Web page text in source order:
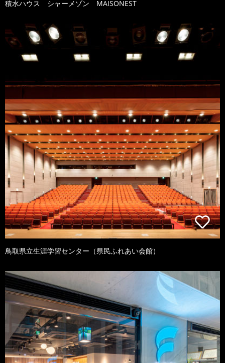
積水ハウス シャーメゾン MAISONEST
鳥取県立生涯学習センター（県民ふれあい会館）